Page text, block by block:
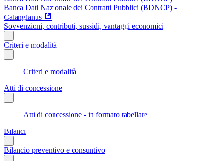
Banca Dati Nazionale dei Contratti Pubblici (BDNCP) -
Calangianus
Sovvenzioni, contributi, sussidi, vantaggi economici
Criteri e modalità
Criteri e modalità
Atti di concessione
Atti di concessione - in formato tabellare
Bilanci
Bilancio preventivo e consuntivo